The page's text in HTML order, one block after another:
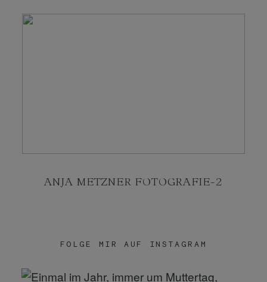
ÜBER MICH
ANJA METZNER FOTOGRAFIE-2
FOLGE MIR AUF INSTAGRAM